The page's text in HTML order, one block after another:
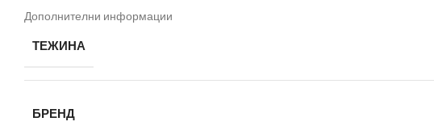
Дополнителни информации
ТЕЖИНА
БРЕНД